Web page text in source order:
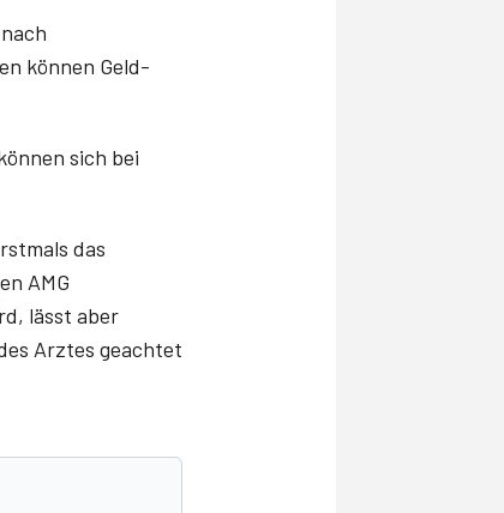
können Geld-
sich bei
das
AMG
lässt aber
Arztes geachtet